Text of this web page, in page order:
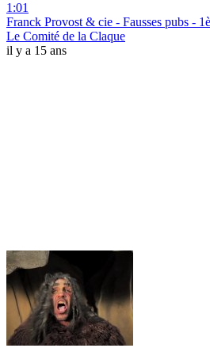
1:01
Franck Provost & cie - Fausses pubs -
Le Comité de la Claque
il y a 15 ans